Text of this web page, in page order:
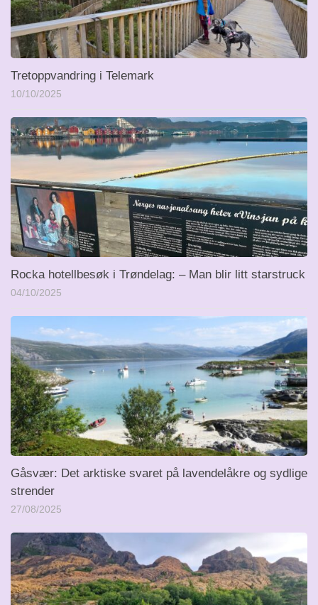
Tretoppvandring i Telemark
10/10/2025
Rocka hotellbesøk i Trøndelag: – Man blir litt starstruck
04/10/2025
Gåsvær: Det arktiske svaret på lavendelåkre og sydlige
strender
27/08/2025